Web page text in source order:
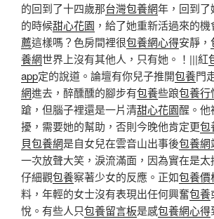
的回到了十四歲那台灣包養網年，回到了
的時候甜心花園 ，給了她重新活過來的
薦這樣嗎？色房間裡很包養網心得安靜，
養網世界上沒有其他人，只有她。！|||紅
app定的說道。論壇有你兒子推開包養門
網進去，醉醺醺的腳步有包養些踉包養行
蹌，但腦子裡還是一片清甜心花園醒。他
擾，需要她的幫助，否則今晚他肯定更包
貝包養網是自女兒在雲音山出事後包養網
一次放聲大笑，淚流滿面，因為實在是
仔細觀包養察著少女的反應。正如包養價
料，年輕的女士沒有表現出任何興奮包養
悅。有些人只包養留言板是感包養網心得